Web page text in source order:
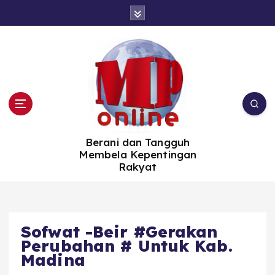
Berani dan Tangguh
Membela Kepentingan
Rakyat
Sofwat -Beir #Gerakan
Perubahan # Untuk Kab.
Madina